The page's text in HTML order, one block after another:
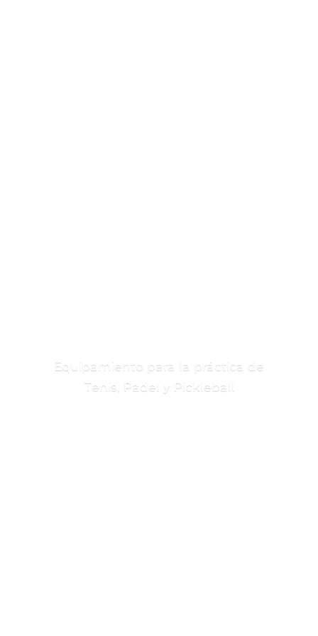
Equipamiento para la práctica de
Tenis, Padel
y Pickleball